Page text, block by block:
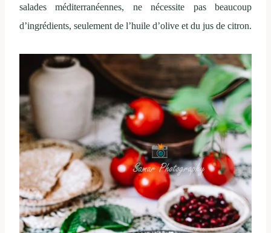
salades méditerranéennes, ne nécessite pas beaucoup
d’ingrédients, seulement de l’huile d’olive et du jus de citron.